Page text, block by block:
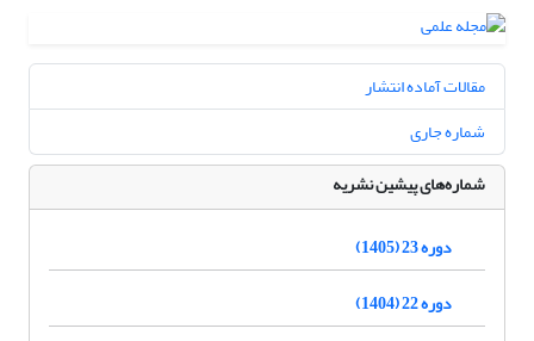
مقالات آماده انتشار
شماره جاری
شماره‌های پیشین نشریه
دوره 23 (1405)
دوره 22 (1404)